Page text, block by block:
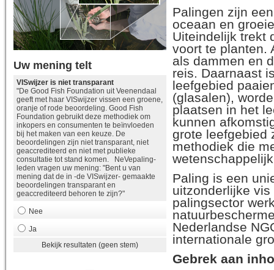
Uw mening telt
VISwijzer is niet transparant
"De Good Fish Foundation uit Veenendaal
geeft met haar VISwijzer vissen een groene,
oranje of rode beoordeling. Good Fish
Foundation gebruikt deze methodiek om
inkopers en consumenten te beïnvloeden
bij het maken van een keuze. De
beoordelingen zijn niet transparant, niet
geaccrediteerd en niet met publieke
consultatie tot stand komen. NeVepaling-
leden vragen uw mening: "Bent u van
mening dat de in -de VISwijzer- gemaakte
beoordelingen transparant en
geaccrediteerd behoren te zijn?"
Nee
Ja
Bekijk resultaten (geen stem)
Palingen zijn
oceaan en
Uiteindelijk trekt
voort te planten.
als dammen en
reis. Daarnaast
leefgebied
(glasalen),
plaatsen in het
kunnen
grote leefgebied
methodiek die
Paling is een
uitzonderlijke
palingsector
Nederlandse
internationale
Gebrek aan